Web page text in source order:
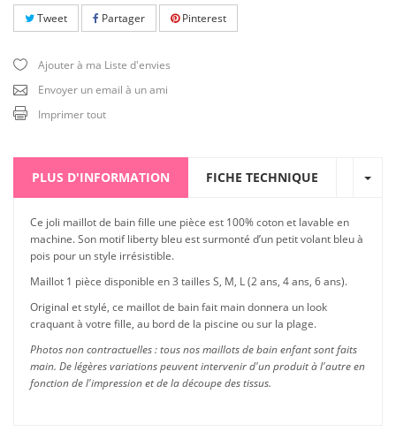
Tweet Partager Pinterest
Ajouter à ma Liste d'envies
Envoyer un email à un ami
Imprimer tout
PLUS D'INFORMATION FICHE TECHNIQUE
Ce joli maillot de bain fille une pièce est 100% coton et lavable en
machine. Son motif liberty bleu est surmonté d’un petit volant bleu à
pois pour un style irrésistible.
Maillot 1 pièce disponible en 3 tailles S, M, L (2 ans, 4 ans, 6 ans).
Original et stylé, ce maillot de bain fait main donnera un look
craquant à votre fille, au bord de la piscine ou sur la plage.
Photos non contractuelles : tous nos maillots de bain enfant sont faits
main. De légères variations peuvent intervenir d'un produit à l'autre en
fonction de l'impression et de la découpe des tissus.